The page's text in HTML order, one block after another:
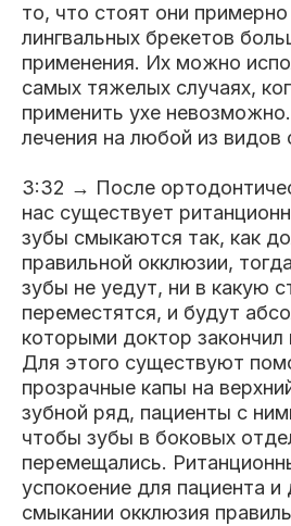
то, что стоят они
лингвальных брекетов
применения. Их можно
самых тяжелых случаях,
применить ухе
лечения на любой из видов
3:32 → После
нас существует
зубы смыкаются так, как
правильной окклюзии,
зубы не уедут, ни в какую
переместятся, и будут
которыми доктор закончил
Для этого существуют
прозрачные капы на
зубной ряд, пациенты с
чтобы зубы в боковых
перемещались.
успокоение для пациента и
смыкании окклюзия